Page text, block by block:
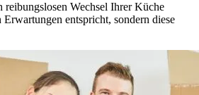
reibungslosen Wechsel Ihrer Küche
entspricht, sondern diese